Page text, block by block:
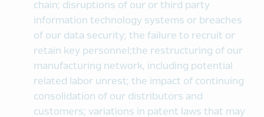
chain; disruptions of our or third party
information technology systems or breaches
of our data security; the failure to recruit or
retain key personnel;the restructuring of our
manufacturing network, including potential
related labor unrest; the impact of continuing
consolidation of our distributors and
customers; variations in patent laws that may